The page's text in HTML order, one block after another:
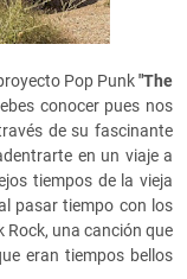
Pop Punk"The
conocer pues nos
de su fascinante
en un viaje a
tiempos de la vieja
pasar tiempo con los
una canción que
eran tiempos bellos